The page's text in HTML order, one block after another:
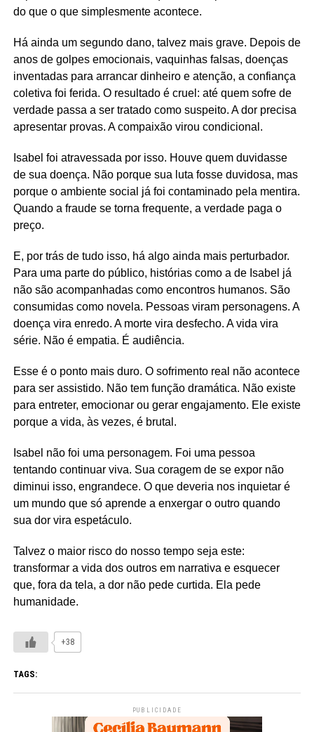
do que o que simplesmente acontece.
Há ainda um segundo dano, talvez mais grave. Depois de
anos de golpes emocionais, vaquinhas falsas, doenças
inventadas para arrancar dinheiro e atenção, a confiança
coletiva foi ferida. O resultado é cruel: até quem sofre de
verdade passa a ser tratado como suspeito. A dor precisa
apresentar provas. A compaixão virou condicional.
Isabel foi atravessada por isso. Houve quem duvidasse
de sua doença. Não porque sua luta fosse duvidosa, mas
porque o ambiente social já foi contaminado pela mentira.
Quando a fraude se torna frequente, a verdade paga o
preço.
E, por trás de tudo isso, há algo ainda mais perturbador.
Para uma parte do público, histórias como a de Isabel já
não são acompanhadas como encontros humanos. São
consumidas como novela. Pessoas viram personagens. A
doença vira enredo. A morte vira desfecho. A vida vira
série. Não é empatia. É audiência.
Esse é o ponto mais duro. O sofrimento real não acontece
para ser assistido. Não tem função dramática. Não existe
para entreter, emocionar ou gerar engajamento. Ele existe
porque a vida, às vezes, é brutal.
Isabel não foi uma personagem. Foi uma pessoa
tentando continuar viva. Sua coragem de se expor não
diminui isso, engrandece. O que deveria nos inquietar é
um mundo que só aprende a enxergar o outro quando
sua dor vira espetáculo.
Talvez o maior risco do nosso tempo seja este:
transformar a vida dos outros em narrativa e esquecer
que, fora da tela, a dor não pede curtida. Ela pede
humanidade.
+38
TAGS:
PUBLICIDADE